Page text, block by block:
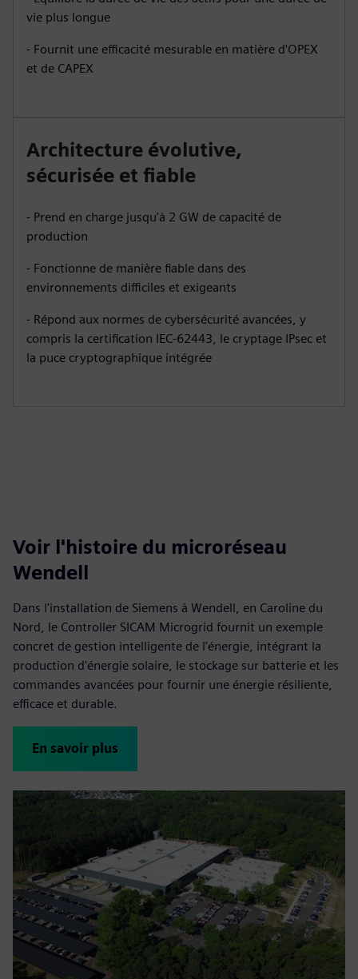
vie plus longue
- Fournit une efficacité mesurable en matière d'OPEX
et de CAPEX
Architecture évolutive,
sécurisée et fiable
- Prend en charge jusqu'à 2 GW de capacité de
production
- Fonctionne de manière fiable dans des
environnements difficiles et exigeants
- Répond aux normes de cybersécurité avancées, y
compris la certification IEC-62443, le cryptage IPsec et
la puce cryptographique intégrée
Voir l'histoire du microréseau
Wendell
Dans l'installation de Siemens à Wendell, en Caroline du
Nord, le Controller SICAM Microgrid fournit un exemple
concret de gestion intelligente de l'énergie, intégrant la
production d'énergie solaire, le stockage sur batterie et les
commandes avancées pour fournir une énergie résiliente,
efficace et durable.
En savoir plus